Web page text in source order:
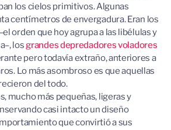
los cielos primitivos. Algunas
centímetros de envergadura. Eran los
–el orden que hoy agrupa a las libélulas y
los grandes depredadores voladores
pero todavía extraño, anteriores a
Lo más asombroso es que aquellas
del todo.
mucho más pequeñas, ligeras y
casi intacto un diseño
que convirtió a sus